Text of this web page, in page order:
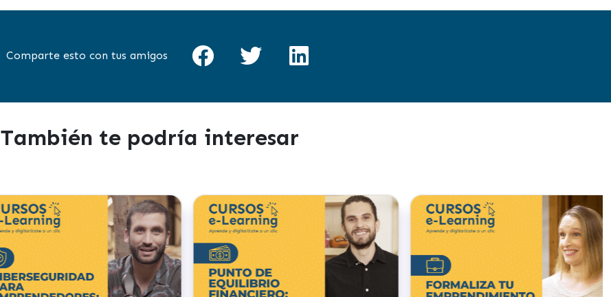
Comparte esto con tus amigos
También te podría interesar